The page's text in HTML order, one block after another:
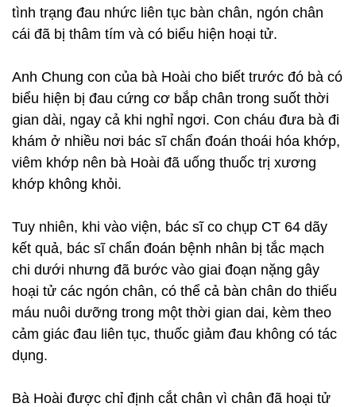
tình trạng đau nhức liên tục bàn chân, ngón chân
cái đã bị thâm tím và có biểu hiện hoại tử.
Anh Chung con của bà Hoài cho biết trước đó bà có
biểu hiện bị đau cứng cơ bắp chân trong suốt thời
gian dài, ngay cả khi nghỉ ngơi. Con cháu đưa bà đi
khám ở nhiều nơi bác sĩ chẩn đoán thoái hóa khớp,
viêm khớp nên bà Hoài đã uống thuốc trị xương
khớp không khỏi.
Tuy nhiên, khi vào viện, bác sĩ co chụp CT 64 dãy
kết quả, bác sĩ chẩn đoán bệnh nhân bị tắc mạch
chi dưới nhưng đã bước vào giai đoạn nặng gây
hoại tử các ngón chân, có thể cả bàn chân do thiếu
máu nuôi dưỡng trong một thời gian dai, kèm theo
cảm giác đau liên tục, thuốc giảm đau không có tác
dụng.
Bà Hoài được chỉ định cắt chân vì chân đã hoại tử